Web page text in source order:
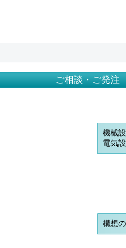
ご相談・ご発注
機械
電気
構想